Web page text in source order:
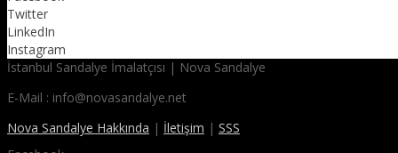
Twitter
LinkedIn
Instagram
İstanbul Sandalye İmalatçısı | Nova Sandalye
E-Mail : info@novasandalye.net
Nova Sandalye Hakkında | İletişim | SSS